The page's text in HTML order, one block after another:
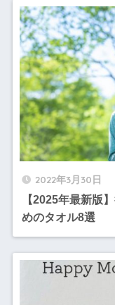
2022年3月30日
【2025年最新版
めのタオル8選